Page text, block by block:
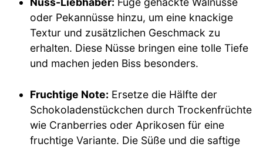
oder Pekannüsse hinzu, um eine knackige
Textur und zusätzlichen Geschmack zu
erhalten. Diese Nüsse bringen eine tolle Tiefe
und machen jeden Biss besonders.
Fruchtige Note: Ersetze die Hälfte der
Schokoladenstückchen durch Trockenfrüchte
wie Cranberries oder Aprikosen für eine
fruchtige Variante. Die Süße und die saftige